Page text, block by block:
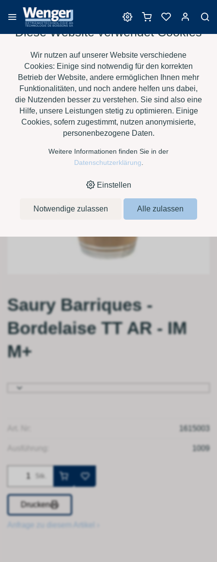
Barrique
HOME › E-SHOP › WEIN › BARRIQUE › SAURY BARRIQUES -
BORDELAISE TT AR › IM M+
Saury Barriques -
Bordelaise TT AR - IM
M+
1615003
1009
Stk.
Drucken
Anfrage zu diesem Artikel ›
Diese Website verwendet Cookies
Wir nutzen auf unserer Website verschiedene
Cookies: Einige sind notwendig für den korrekten
Betrieb der Website, andere ermöglichen Ihnen mehr
Funktionalitäten, und noch andere helfen uns dabei,
die Nutzenden besser zu verstehen. Sie sind also eine
Hilfe, unsere Leistungen stetig zu optimieren. Einige
Cookies, sofern zugestimmt, nutzen anonymisierte,
personenbezogene Daten.
Weitere Informationen finden Sie in der
Datenschutzerklärung
Einstellen
Notwendige zulassen Alle zulassen